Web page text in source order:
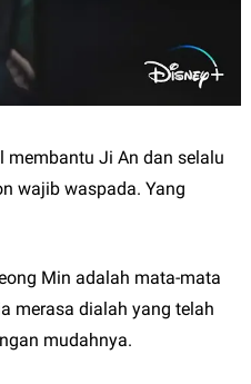
membantu Ji An dan selalu
wajib waspada. Yang
Min adalah mata-mata
merasa dialah yang telah
mudahnya.